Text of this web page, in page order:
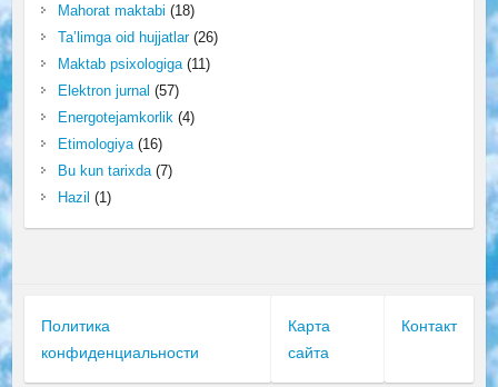
Mahorat maktabi (18)
Ta’limga oid hujjatlar(26)
Maktab psixologiga(11)
Elektron jurnal (57)
Energotejamkorlik (4)
Etimologiya(16)
Bu kun tarixda(7)
Hazil (1)
Политика
конфиденциальности
Карта
сайта
Контакт